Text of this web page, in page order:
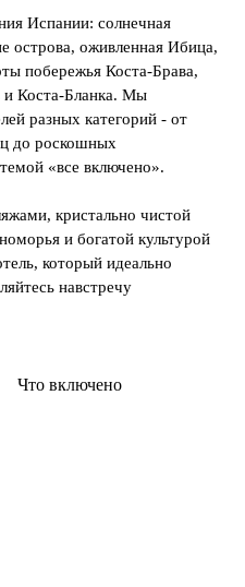
Испании: солнечная
острова, оживленная Ибица,
побережья Коста-Брава,
и Коста-Бланка. Мы
разных категорий - от
до роскошных
«все включено».
кристально чистой
и богатой культурой
который идеально
навстречу
Что включено